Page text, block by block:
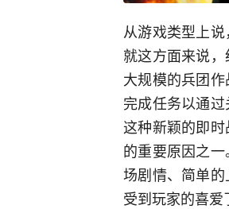
从游戏类型上
就这方面来说
大规模的兵团
完成任务以通
这种新颖的即
的重要原因之
场剧情、简单
受到玩家的喜爱